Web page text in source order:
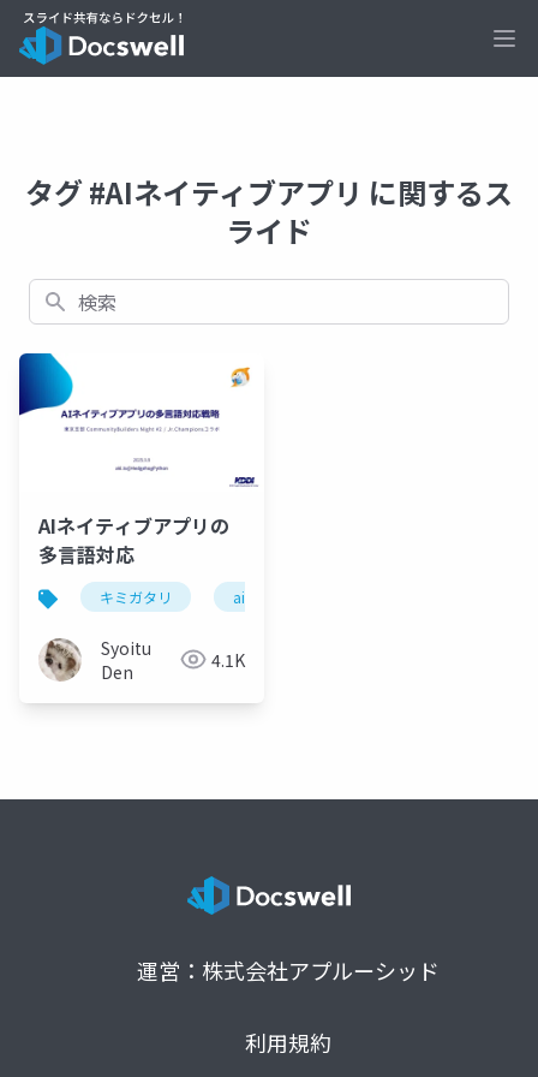
タグ #AIネイティブアプリ に関するス
ライド
検索
AIネイティブアプリの
多言語対応
キミガタリ ai
Syoitu
Den
4.1K
運営：株式会社アプルーシッド
利用規約